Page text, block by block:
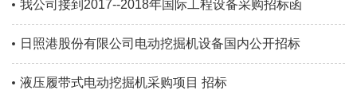
我公司接到2017--2018年国际工程设备采购招标函
日照港股份有限公司电动挖掘机设备国内公开招标
液压履带式电动挖掘机采购项目 招标